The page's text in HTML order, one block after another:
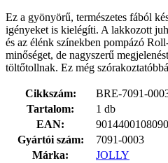
Ez a gyönyörű, természetes fából
igényeket is kielégíti. A lakkozott
és az élénk színekben pompázó
minőséget, de nagyszerű
töltőtollnak. Ez még
Cikkszám:
BRE-7091-
Tartalom:
1 db
EAN:
9014400108090
Gyártói szám:
7091-0003
Márka:
JOLLY